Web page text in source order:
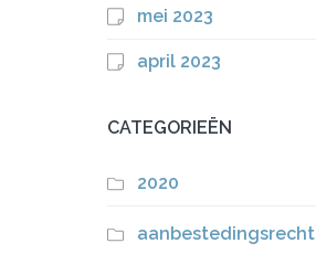
mei 2023
april 2023
CATEGORIEËN
2020
aanbestedingsrecht